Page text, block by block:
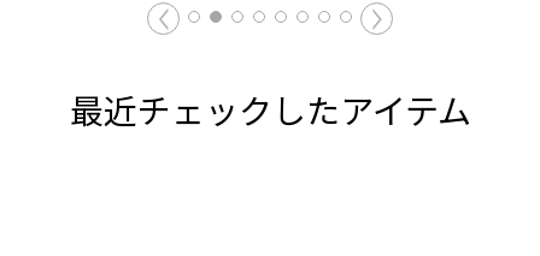
最近チェックしたアイテム